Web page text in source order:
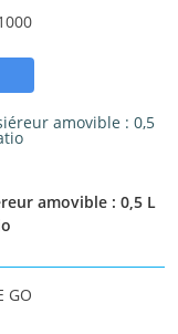
amovible : 0,5 L
GO